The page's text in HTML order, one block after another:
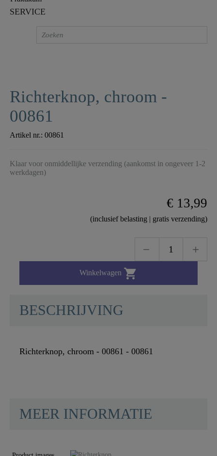
SERVICE
Richterknop, chroom -
00861
Artikel nr.: 00861
Klaar voor onmiddellijke verzending (aankomst in ongeveer 1-2
werkdagen)
€ 13,99
(inclusief belasting | gratis verzending)
Winkelwagen 
BESCHRIJVING
Richterknop, chroom - 00861 - 00861
MEER INFORMATIE